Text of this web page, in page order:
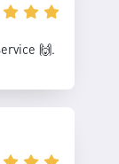
🙌.